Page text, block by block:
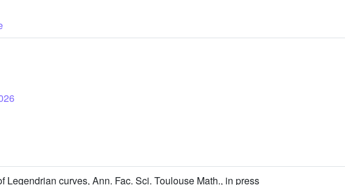
Legendrian curves, Ann. Fac. Sci. Toulouse Math., in press